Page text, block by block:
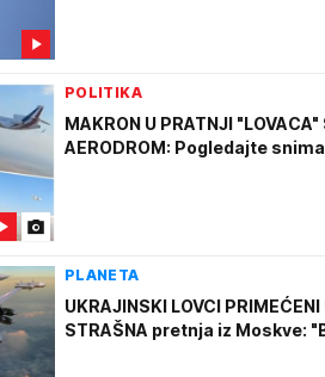
POLITIKA
MAKRON U PRATNJI
AERODROM: Pogledajte
PLANETA
UKRAJINSKI LOVCI
STRAŠNA pretnja iz Moskve: